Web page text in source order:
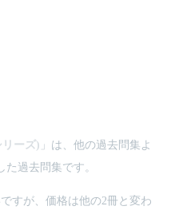
ーズ) 」は、他の過去問集よ
過去問集です。
すが、価格は他の2冊と変わ